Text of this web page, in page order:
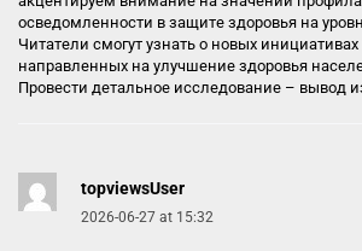
осведомленности в защите здоровья на
Читатели смогут узнать о новых
направленных на улучшение здоровья
Провести детальное исследование – вывод
topviewsUser
2026-06-27 at 15:32